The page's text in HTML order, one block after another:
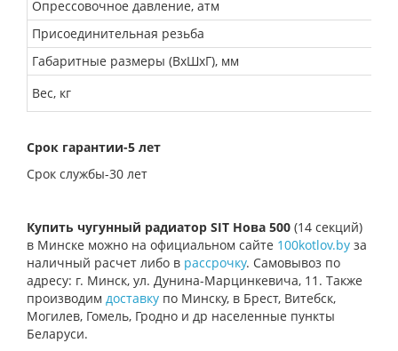
Опрессовочное давление, атм
Присоединительная резьба
Габаритные размеры (ВхШхГ), мм
Вес, кг
Срок гарантии-5 лет
Срок службы-30 лет
Купить чугунный радиатор SIT Нова 500 (14 секций)
в Минске можно на официальном сайте 100kotlov.by за
наличный расчет либо в рассрочку. Самовывоз по
адресу: г. Минск, ул. Дунина-Марцинкевича, 11. Также
производим доставку по Минску, в Брест, Витебск,
Могилев, Гомель, Гродно и др населенные пункты
Беларуси.